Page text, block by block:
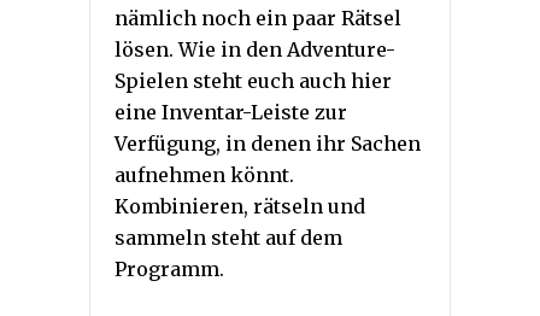
nämlich noch ein paar Rätsel
lösen. Wie in den Adventure-
Spielen steht euch auch hier
eine Inventar-Leiste zur
Verfügung, in denen ihr Sachen
aufnehmen könnt.
Kombinieren, rätseln und
sammeln steht auf dem
Programm.